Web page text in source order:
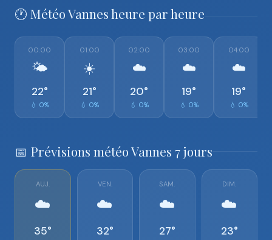
🕐 Météo Vannes heure par heure
00:00
🌤️
22°
💧 0%
01:00
☀️
21°
💧 0%
02:00
☁️
20°
💧 0%
03:00
☁️
19°
💧 0%
04:00
☁️
19°
💧 0%
📅 Prévisions météo Vannes 7 jours
AUJ.
☁️
35°
VEN.
☁️
32°
SAM.
☁️
27°
DIM.
☁️
23°